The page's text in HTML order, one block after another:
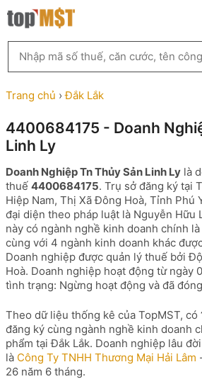
Chuyển
đến
kiếm
MST
theo
tên
ty,
người
diện
hoặc
mã
số
thuế
...
Trang chủ ›Đắk Lắk
4400684175 - Doanh
Linh Ly
Doanh Nghiệp Tn Thủy Sản Linh Ly là
thuế 4400684175. Trụ sở đăng ký tại
Hiệp Nam, Thị Xã Đông Hoà, Tỉnh Phú
đại diện theo pháp luật là Nguyễn Hữu
này có ngành nghề kinh doanh chính
cùng với 4 ngành kinh doanh khác
Doanh nghiệp được quản lý thuế bởi
Hoà. Doanh nghiệp hoạt động từ ngày
tình trạng: Ngừng hoạt động và đã
Theo dữ liệu thống kê của TopMST, có
đăng ký cùng ngành nghề kinh doanh
phẩm tại Đắk Lắk. Doanh nghiệp lâu
là Công Ty TNHH Thương Mại Hải Lâm
26 năm 6 tháng.